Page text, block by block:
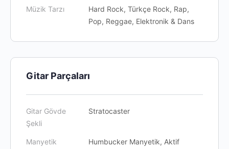
Müzik Tarzı
Hard Rock, Türkçe Rock, Rap,
Pop, Reggae, Elektronik & Dans
Gitar Parçaları
Gitar Gövde
Şekli
Stratocaster
Manyetik
Humbucker Manyetik, Aktif